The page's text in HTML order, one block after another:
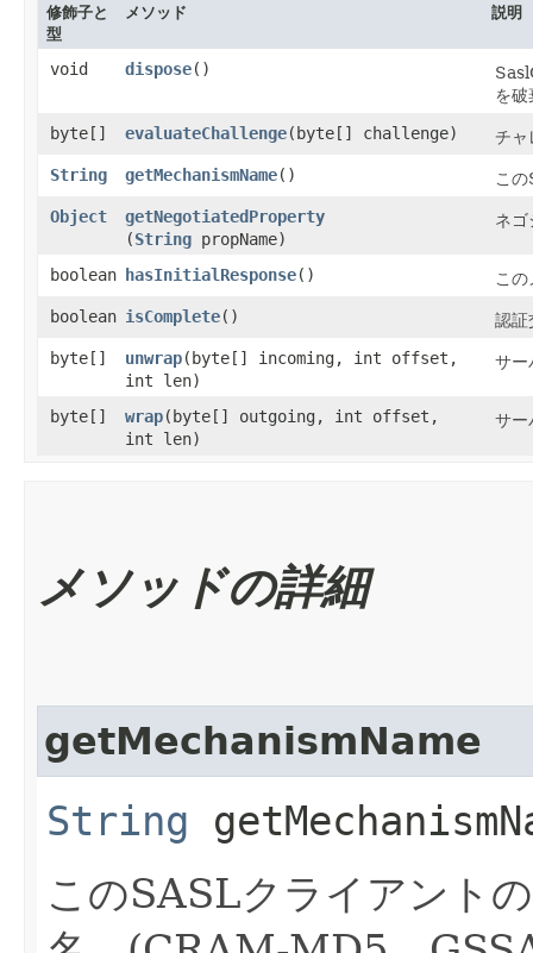
修飾子と
型
メソッド 説明
void dispose()
を破
byte[]
evaluateChallenge​(byte[] challenge)
チャ
String
getMechanismName()
こ
Object
getNegotiatedProperty
(String propName)
ネゴ
boolean hasInitialResponse()
こ
boolean isComplete()
認証
byte[]
unwrap​(byte[] incoming, int offset,
int len)
サー
byte[] wrap​(byte[] outgoing, int offset,
int len)
サー
メソッドの詳細
getMechanismName
String
このSASLクライアント